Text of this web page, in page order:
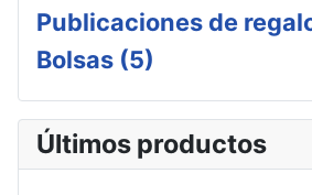
Publicaciones de
Bolsas (5)
Últimos productos